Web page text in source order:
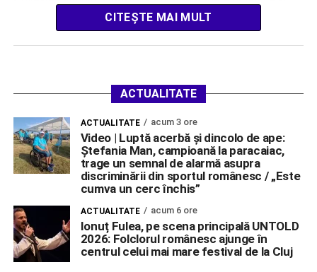
CITEȘTE MAI MULT
ACTUALITATE
ACTUALITATE acum 3 ore
Video | Luptă acerbă și dincolo de ape:
Ștefania Man, campioană la paracaiac,
trage un semnal de alarmă asupra
discriminării din sportul românesc / „Este
cumva un cerc închis”
ACTUALITATE acum 6 ore
Ionuț Fulea, pe scena principală UNTOLD
2026: Folclorul românesc ajunge în
centrul celui mai mare festival de la Cluj